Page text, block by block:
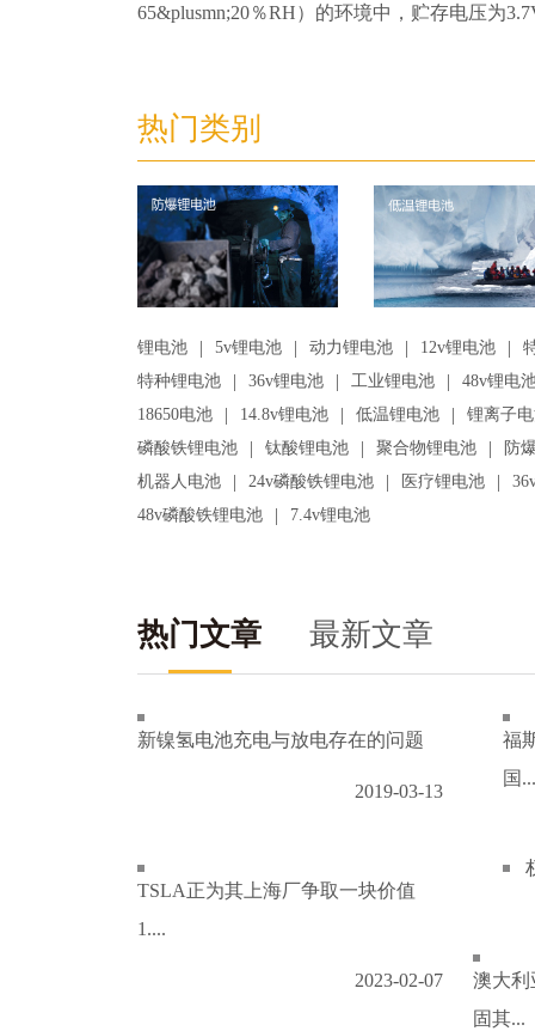
65&plusmn;20％RH）的环境中，贮存电压为
热门类别
锂电池 | 5v锂电池 | 动力锂电池 | 12v锂电池 |
特种锂电池
| 36v锂电池 | 工业锂电池 |
48v锂电
18650电池
| 14.8v锂电池 | 低温锂电池 |
锂离子
磷酸铁锂电池
| 钛酸锂电池 | 聚合物锂电池 |
防
机器人电池
| 24v磷酸铁锂电池 | 医疗锂电池 |
48v磷酸铁锂电池
| 7.4v锂电池
热门文章 最新文章
新镍氢电池充电与放电存在的问题
2019-03-13
福
国
TSLA正为其上海厂争取一块价值
1....
2023-02-07
澳大利
固其...